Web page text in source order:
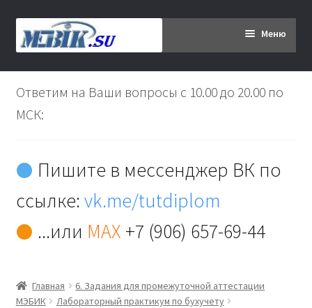
Перейти
к
Перейти
к
Меню
Главная
Дипломникам
Контакты
Ответим на Ваши вопросы с 10.00 до 20.00 по
МСК:
Пишите в мессенджер ВК по
ссылке:vk.me/tutdiplom
...или MAX +7 (906) 657-69-44
Главная
6. Задания для промежуточной аттестации
МЭБИК
Лабораторный практикум по бухучету